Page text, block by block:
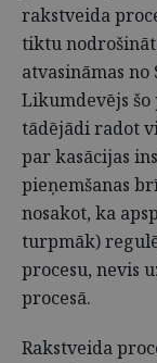
rakstveida
tiktu
atvasināmas no
Likumdevējs
tādējādi radot
par kasācijas
pieņemšanas
nosakot, ka
turpmāk)
procesu, nevis
procesā.
Rakstveida